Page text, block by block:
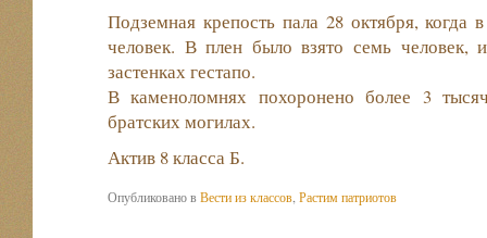
Подземная крепость пала 28 октября, когда
человек. В плен было взято семь человек,
застенках гестапо.
В каменоломнях похоронено более 3
братских могилах.
Актив 8 класса Б.
Опубликовано вВести из классов Растим патриотов